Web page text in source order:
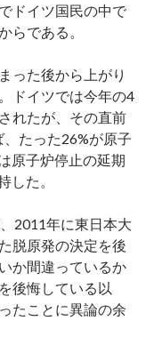
ドイツ国民の中で
らである。
った後から上がり
ドイツでは今年の4
れたが、その直前
たった26%が原子
原子炉停止の延期
した。
2011年に東日本大
脱原発の決定を後
か間違っているか
後悔している以
たことに異論の余